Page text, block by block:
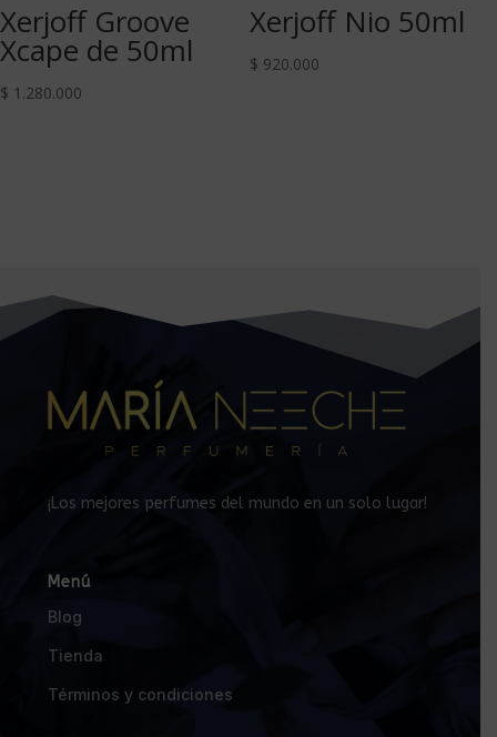
Xerjoff Groove
Xcape de 50ml
$ 1.280.000
Xerjoff Nio 50ml
$ 920.000
¡Los mejores perfumes del mundo en un solo lugar!
Menú
Blog
Tienda
Términos y condiciones